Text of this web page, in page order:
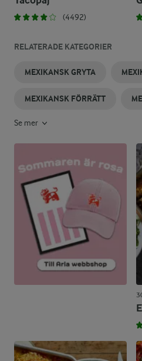
(4492)
RELATERADE KATEGORIER
MEXIKANSK GRYTA
MEXIKANSK FÖRRÄTT
Se mer